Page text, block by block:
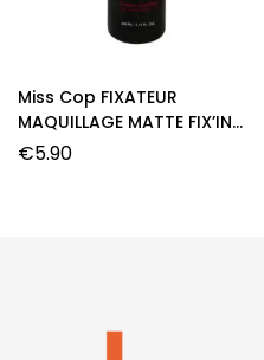
Miss Cop FIXATEUR
MAQUILLAGE MATTE FIX’ING
purškiamas makiažo
€5.90